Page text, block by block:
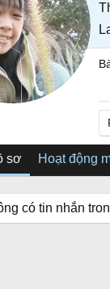
sơ Hoạt động
có tin nhắn